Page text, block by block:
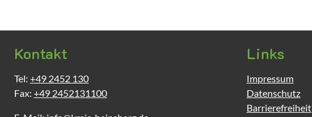
Kontakt
Tel: +49 2452 130
Fax: +49 2452131100
Links
Impressum
Datenschutz
Barrierefreiheit